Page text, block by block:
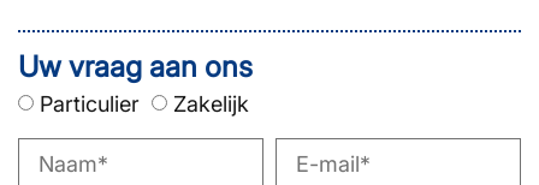
Uw vraag aan ons
Particulier Zakelijk